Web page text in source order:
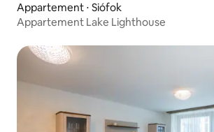
Appartement ⋅ Siófok
Appartement Lake Lighthouse